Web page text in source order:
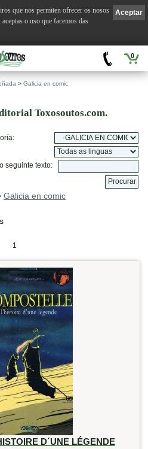
0
> Galicia en comic
Toxosoutos.com.
seguinte texto:
Galicia en comic
1
D´UNE LÉGENDE
Aceptar
que nos permiten ofrecer os nosos
o uso que facemos das